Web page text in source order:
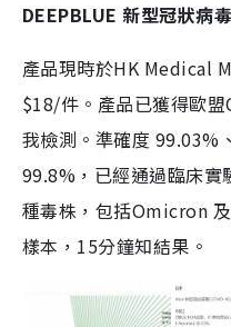
DEEPBLUE 新型冠狀病
產品現時於HK Medical
$18/件。產品已獲得歐
我檢測。準確度 99.03%
99.8%，已經通過臨床實
種毒株，包括Omicron
樣本，15分鐘知結果。